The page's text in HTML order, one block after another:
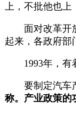
上，不批他也
面对改革开
起来，各政府部
1993年，
要制定汽车
称。产业政策的